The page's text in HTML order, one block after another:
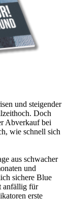
und steigender
Doch
Abverkauf bei
wie schnell sich
aus schwacher
und
sichere Blue
anfällig für
erste